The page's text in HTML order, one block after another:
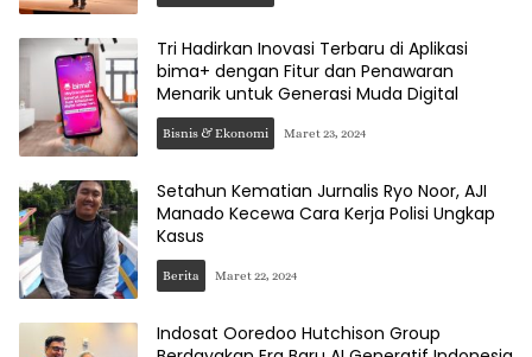
Tri Hadirkan Inovasi Terbaru di Aplikasi
bima+ dengan Fitur dan Penawaran
Menarik untuk Generasi Muda Digital
Bisnis & Ekonomi Maret 23, 2024
Setahun Kematian Jurnalis Ryo Noor, AJI
Manado Kecewa Cara Kerja Polisi Ungkap
Kasus
Berita Maret 22, 2024
Indosat Ooredoo Hutchison Group